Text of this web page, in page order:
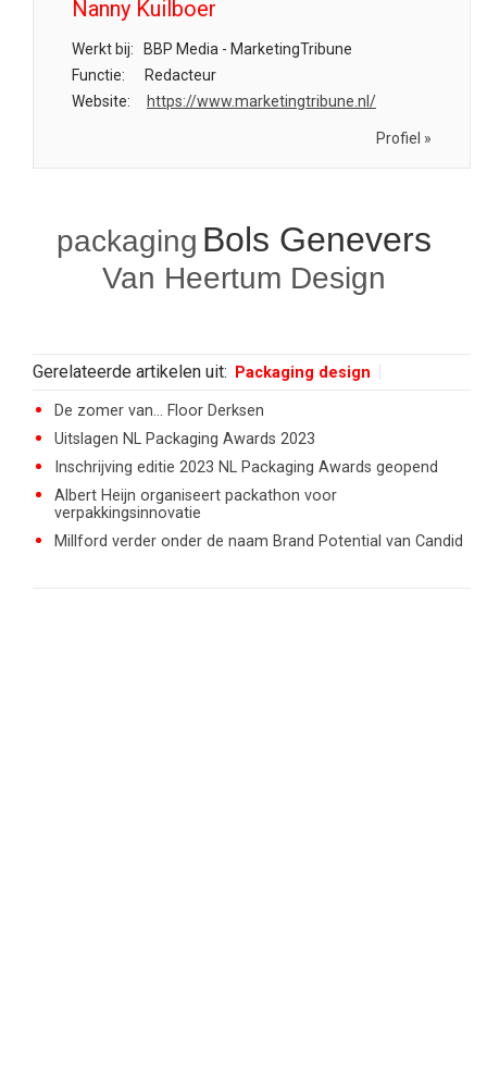
Nanny Kuilboer
Werkt bij:
BBP Media - MarketingTribune
Functie:
Redacteur
Website:
https://www.marketingtribune.nl/
Profiel »
packaging Bols Genevers
Van Heertum Design
Gerelateerde artikelen uit: Packaging design
De zomer van... Floor Derksen
Uitslagen NL Packaging Awards 2023
Inschrijving editie 2023 NL Packaging Awards geopend
Albert Heijn organiseert packathon voor
verpakkingsinnovatie
Millford verder onder de naam Brand Potential van Candid